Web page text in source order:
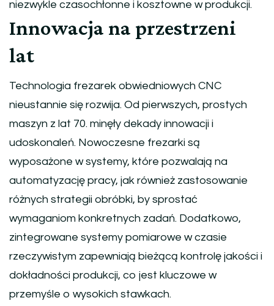
niezwykle czasochłonne i kosztowne w produkcji.
Innowacja na przestrzeni
lat
Technologia frezarek obwiedniowych CNC
nieustannie się rozwija. Od pierwszych, prostych
maszyn z lat 70. minęły dekady innowacji i
udoskonaleń. Nowoczesne frezarki są
wyposażone w systemy, które pozwalają na
automatyzację pracy, jak również zastosowanie
różnych strategii obróbki, by sprostać
wymaganiom konkretnych zadań. Dodatkowo,
zintegrowane systemy pomiarowe w czasie
rzeczywistym zapewniają bieżącą kontrolę jakości i
dokładności produkcji, co jest kluczowe w
przemyśle o wysokich stawkach.